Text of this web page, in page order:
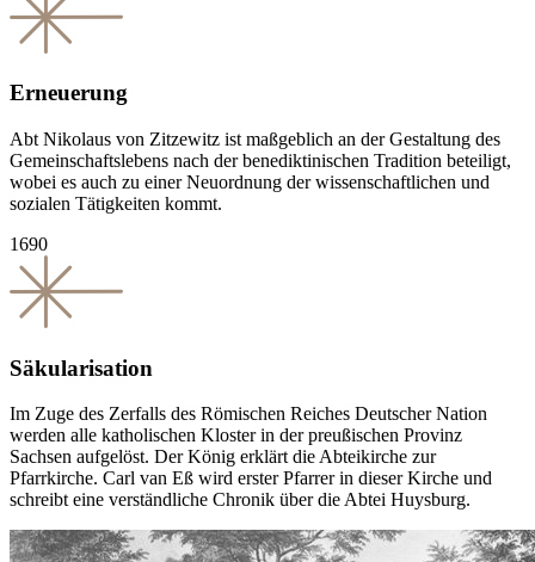
Erneuerung
Abt Nikolaus von Zitzewitz ist maßgeblich an der Gestaltung des
Gemeinschaftslebens nach der benediktinischen Tradition beteiligt,
wobei es auch zu einer Neuordnung der wissenschaftlichen und
sozialen Tätigkeiten kommt.
1690
Säkularisation
Im Zuge des Zerfalls des Römischen Reiches Deutscher Nation
werden alle katholischen Kloster in der preußischen Provinz
Sachsen aufgelöst. Der König erklärt die Abteikirche zur
Pfarrkirche. Carl van Eß wird erster Pfarrer in dieser Kirche und
schreibt eine verständliche Chronik über die Abtei Huysburg.